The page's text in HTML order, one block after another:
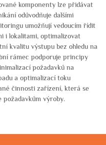
komponenty lze přidávat
odůvodňuje dalšími
umožňují vedoucím řídit
i lokalitami, optimalizovat
kvalitu výstupu bez ohledu na
rámec podporuje principy
požadavků na
a optimalizací toku
činnosti zařízení, která se
požadavkům výroby.